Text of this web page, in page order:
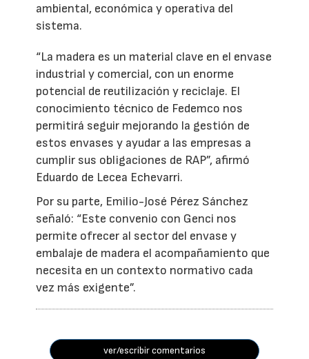
ambiental, económica y operativa del
sistema.
“La madera es un material clave en el envase
industrial y comercial, con un enorme
potencial de reutilización y reciclaje. El
conocimiento técnico de Fedemco nos
permitirá seguir mejorando la gestión de
estos envases y ayudar a las empresas a
cumplir sus obligaciones de RAP”, afirmó
Eduardo de Lecea Echevarri.
Por su parte, Emilio-José Pérez Sánchez
señaló: “Este convenio con Genci nos
permite ofrecer al sector del envase y
embalaje de madera el acompañamiento que
necesita en un contexto normativo cada
vez más exigente”.
ver/escribir comentarios